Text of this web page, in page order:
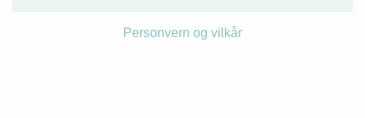
Personvern og vilkår